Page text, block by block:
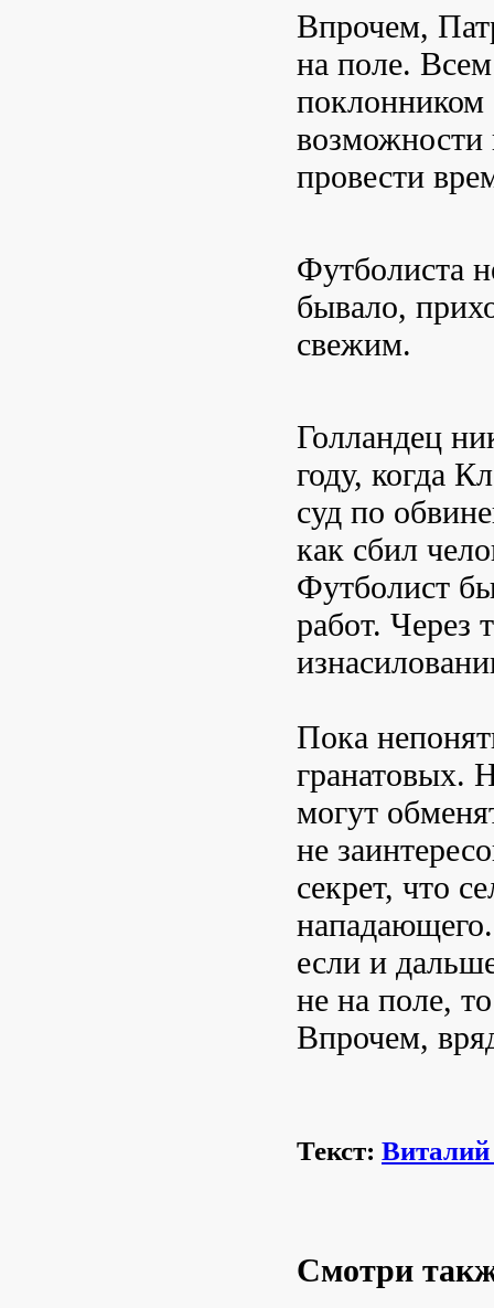
Впрочем,
на поле.
поклонником
возможности
провести
Футболиста
бывало,
свежим.
Голландец
году, когда
суд по
как сбил
Футболист
работ. Через
Пока
гранатовых.
могут
не
секрет, что
если и
не на поле,
Впрочем,
Текст: Виталий
Смотри